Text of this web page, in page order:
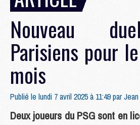
Nouveau
Parisiens pour
mois
Publié le lundi 7 avril 2025 à 11:49 par
Deux joueurs du PSG sont en